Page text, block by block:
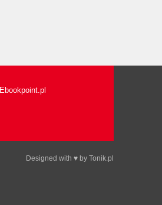
Ebookpoint.pl
Designed with ♥ by Tonik.pl